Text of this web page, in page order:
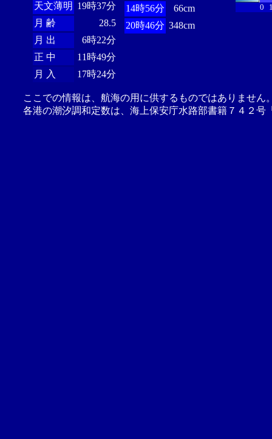
天文薄明 19時37分
月 齢
28.5
月 出
6時22分
正 中
11時49分
月 入
17時24分
14時56分
66cm
20時46分 348cm
0
ここでの情報は、航海の用に供するものではありませ
各港の潮汐調和定数は、海上保安庁水路部書籍７４２